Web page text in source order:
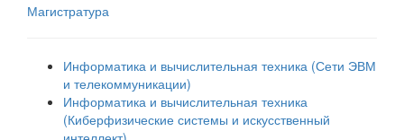
Магистратура
Информатика и вычислительная техника (Сети ЭВМ
и телекоммуникации)
Информатика и вычислительная техника
(Киберфизические системы и искусственный